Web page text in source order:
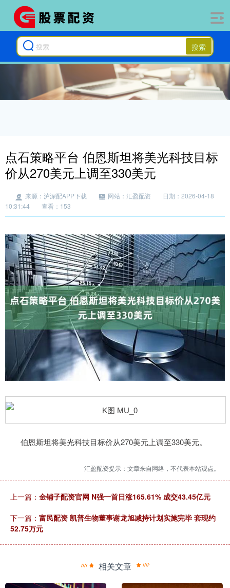
搜索
点石策略平台 伯恩斯坦将美光科技目标
价从270美元上调至330美元
来源：泸深配APP下载 网站：汇盈配资
日期：2026-04-18
10:31:44
查看：153
伯恩斯坦将美光科技目标价从270美元上调至330美元。
汇盈配资提示：文章来自网络，不代表本站观点。
上一篇： 金铺子配资官网 N强一首日涨165.61% 成交43.45亿元
下一篇： 富民配资 凯普生物董事谢龙旭减持计划实施完毕 套现约
52.75万元
相关文章